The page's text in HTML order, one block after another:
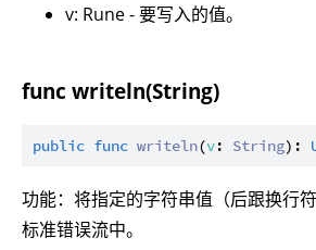
v: Rune - 要写入的值。
func writeln(String)
public func writeln(v: String):
功能：将指定的字符串值（后跟换行
标准错误流中。